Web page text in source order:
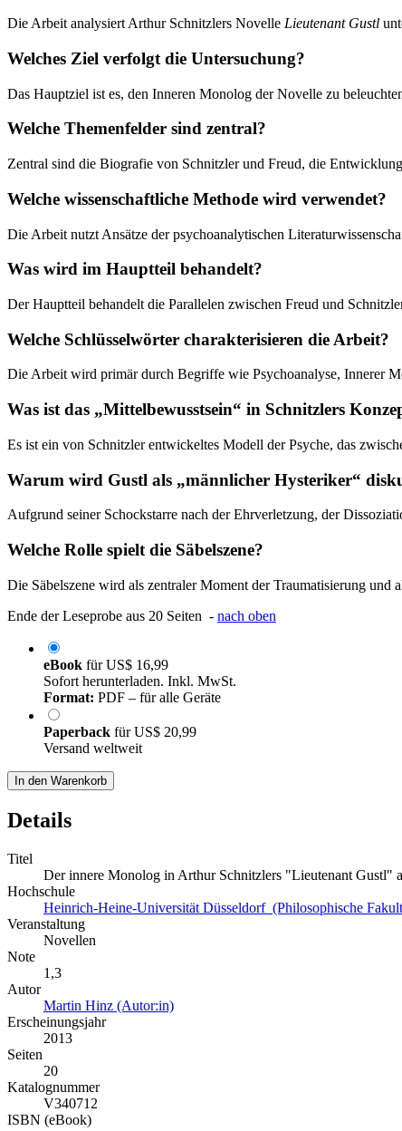
Die Arbeit analysiert Arthur Schnitzlers Novelle Lieutenant Gustl
Welches Ziel verfolgt die Untersuchung?
Das Hauptziel ist es, den Inneren Monolog der Novelle zu
Welche Themenfelder sind zentral?
Zentral sind die Biografie von Schnitzler und Freud, die
Welche wissenschaftliche Methode wird verwendet?
Die Arbeit nutzt Ansätze der psychoanalytischen
Was wird im Hauptteil behandelt?
Der Hauptteil behandelt die Parallelen zwischen Freud und
Welche Schlüsselwörter charakterisieren die Arbeit?
Die Arbeit wird primär durch Begriffe wie Psychoanalyse, Innerer
Was ist das „Mittelbewusstsein“ in Schnitzlers
Es ist ein von Schnitzler entwickeltes Modell der Psyche, das
Warum wird Gustl als „männlicher Hysteriker“
Aufgrund seiner Schockstarre nach der Ehrverletzung, der
Welche Rolle spielt die Säbelszene?
Die Säbelszene wird als zentraler Moment der Traumatisierung
Ende der Leseprobe aus 20 Seiten - nach oben
eBook fürUS$ 16,99
Sofort herunterladen. Inkl. MwSt.
Format: PDF – für alle Geräte
Paperback fürUS$ 20,99
Versand weltweit
In den Warenkorb
Details
Titel
Der innere Monolog in Arthur Schnitzlers "Lieutenant Gustl"
Hochschule
Heinrich-Heine-Universität Düsseldorf (Philosophische
Veranstaltung
Novellen
Note
1,3
Autor
Martin Hinz (Autor:in)
Erscheinungsjahr
2013
Seiten
20
Katalognummer
V340712
ISBN (eBook)